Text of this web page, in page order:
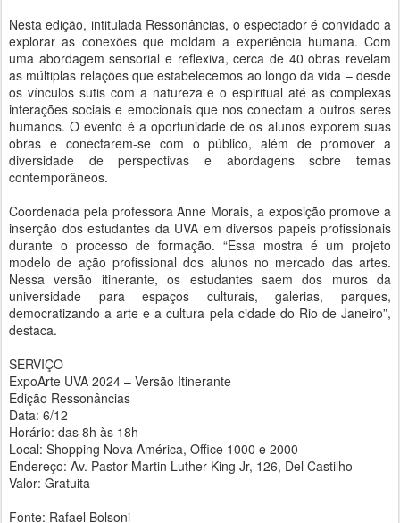
Nesta edição, intitulada Ressonâncias, o espectador é convidado a
explorar as conexões que moldam a experiência humana. Com
uma abordagem sensorial e reflexiva, cerca de 40 obras revelam
as múltiplas relações que estabelecemos ao longo da vida – desde
os vínculos sutis com a natureza e o espiritual até as complexas
interações sociais e emocionais que nos conectam a outros seres
humanos. O evento é a oportunidade de os alunos exporem suas
obras e conectarem-se com o público, além de promover a
diversidade de perspectivas e abordagens sobre temas
contemporâneos.
Coordenada pela professora Anne Morais, a exposição promove a
inserção dos estudantes da UVA em diversos papéis profissionais
durante o processo de formação. “Essa mostra é um projeto
modelo de ação profissional dos alunos no mercado das artes.
Nessa versão itinerante, os estudantes saem dos muros da
universidade para espaços culturais, galerias, parques,
democratizando a arte e a cultura pela cidade do Rio de Janeiro”,
destaca.
SERVIÇO
ExpoArte UVA 2024 – Versão Itinerante
Edição Ressonâncias
Data: 6/12
Horário: das 8h às 18h
Local: Shopping Nova América, Office 1000 e 2000
Endereço: Av. Pastor Martin Luther King Jr, 126, Del Castilho
Valor: Gratuita
Fonte: Rafael Bolsoni